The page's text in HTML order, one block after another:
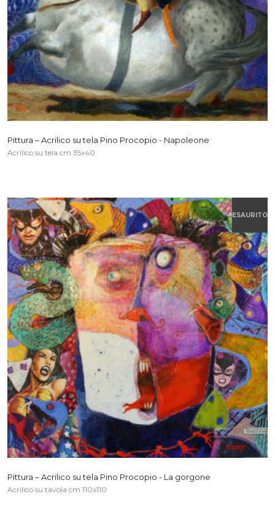
Pittura – Acrilico su tela Pino Procopio - Napoleone
Acrilico su tela cm 35x40
ESAURITO
Pittura – Acrilico su tela Pino Procopio - La gorgone
Acrilico su tavola cm 110x110